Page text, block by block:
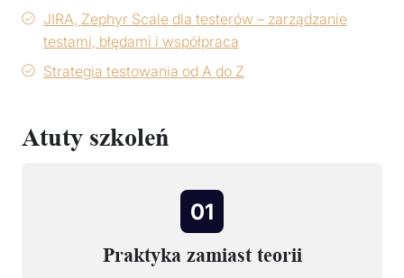
JIRA, Zephyr Scale dla testerów – zarządzanie
testami, błędami i współpraca
Strategia testowania od A do Z
Atuty szkoleń
01
Praktyka zamiast teorii